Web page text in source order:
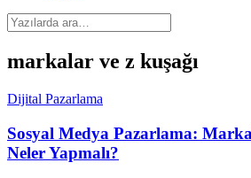
markalar ve z kuşağı
Dijital Pazarlama
Sosyal Medya Pazarlama:
Neler Yapmalı?